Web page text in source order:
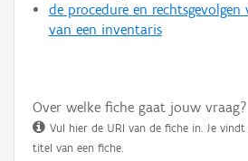
de procedure en
van een inventaris
Over welke fiche gaat jouw vraag?
Vul hier de URI van de fiche in. Je
titel van een fiche.